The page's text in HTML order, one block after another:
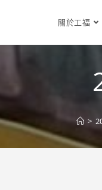
關於工福
>